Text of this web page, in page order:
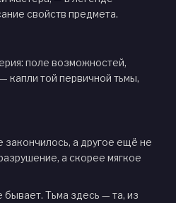
свойств предмета.
поле возможностей,
капли той первичной тьмы,
а другое ещё не
а скорее мягкое
бывает. Тьма здесь — та, из